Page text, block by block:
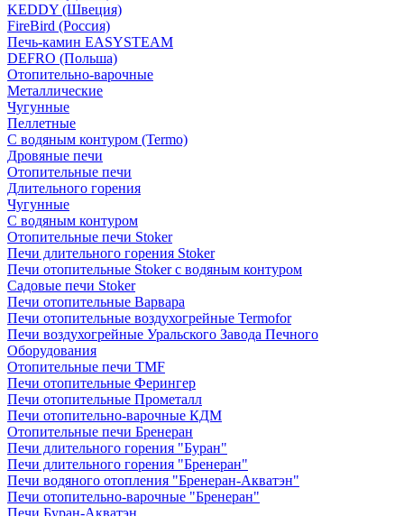
KEDDY (Швеция)
FireBird (Россия)
Печь-камин EASYSTEAM
DEFRO (Польша)
Отопительно-варочные
Металлические
Чугунные
Пеллетные
С водяным контуром (Termo)
Дровяные печи
Отопительные печи
Длительного горения
Чугунные
C водяным контуром
Отопительные печи Stoker
Печи длительного горения Stoker
Печи отопительные Stoker с водяным контуром
Садовые печи Stoker
Печи отопительные Варвара
Печи отопительные воздухогрейные Termofor
Печи воздухогрейные Уральского Завода Печного
Оборудования
Отопительные печи TMF
Печи отопительные Ферингер
Печи отопительные Прометалл
Печи отопительно-варочные КДМ
Отопительные печи Бренеран
Печи длительного горения "Буран"
Печи длительного горения "Бренеран"
Печи водяного отопления "Бренеран-Акватэн"
Печи отопительно-варочные "Бренеран"
Печи Буран-Акватэн